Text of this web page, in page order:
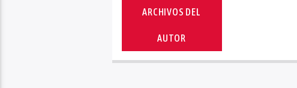
ARCHIVOS DEL
AUTOR